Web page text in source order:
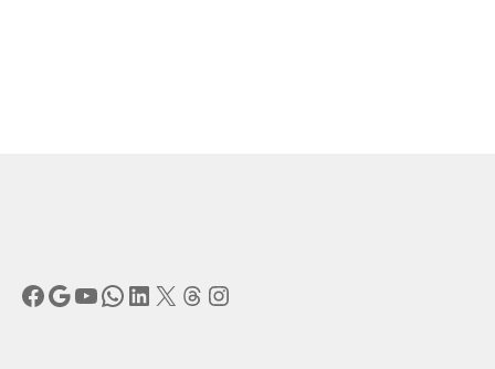
Facebook
Google
YouTube
WhatsApp
LinkedIn
X Threads
Instagram